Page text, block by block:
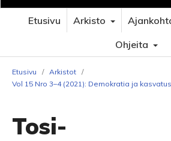
Etusivu Arkisto
Ohjeita
Etusivu / Arkistot /
Vol 15 Nro 3–4 (2021): Demokratia ja kasvatus
Tosi-